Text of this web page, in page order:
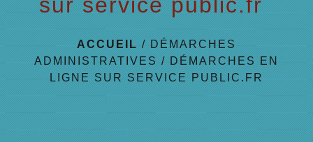
sur service public.fr
ACCUEIL / DÉMARCHES
ADMINISTRATIVES / DÉMARCHES EN
LIGNE SUR SERVICE PUBLIC.FR